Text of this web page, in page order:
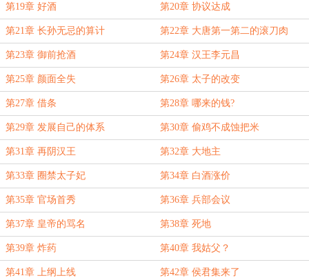
第19章 好酒 第20章 协议达成
第21章 长孙无忌的算计 第22章 大唐第一第二的滚刀肉
第23章 御前抢酒 第24章 汉王李元昌
第25章 颜面全失 第26章 太子的改变
第27章 借条 第28章 哪来的钱?
第29章 发展自己的体系 第30章 偷鸡不成蚀把米
第31章 再阴汉王 第32章 大地主
第33章 圈禁太子妃 第34章 白酒涨价
第35章 官场首秀 第36章 兵部会议
第37章 皇帝的骂名 第38章 死地
第39章 炸药 第40章 我姑父？
第41章 上纲上线 第42章 侯君集来了